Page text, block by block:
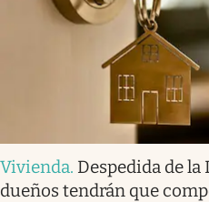
Vivienda. Despedida de la
dueños tendrán que